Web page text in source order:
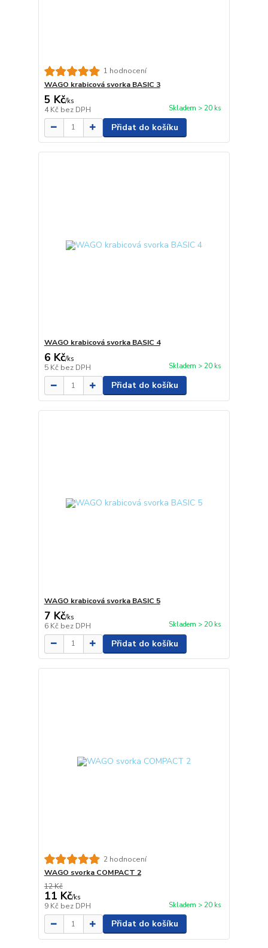
1 hodnocení
WAGO krabicová svorka BASIC 3
5 Kč/ks
4 Kč bez DPH Skladem > 20 ks
Přidat do košíku
WAGO krabicová svorka BASIC 4
6 Kč/ks
5 Kč bez DPH Skladem > 20 ks
Přidat do košíku
WAGO krabicová svorka BASIC 5
7 Kč/ks
6 Kč bez DPH Skladem > 20 ks
Přidat do košíku
2 hodnocení
WAGO svorka COMPACT 2
12 Kč
11 Kč/ks
9 Kč bez DPH Skladem > 20 ks
Přidat do košíku